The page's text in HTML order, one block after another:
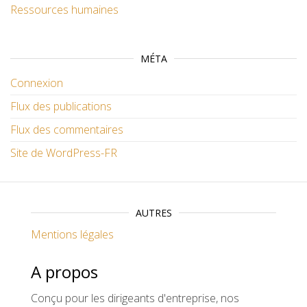
Ressources humaines
MÉTA
Connexion
Flux des publications
Flux des commentaires
Site de WordPress-FR
AUTRES
Mentions légales
A propos
Conçu pour les dirigeants d'entreprise, nos